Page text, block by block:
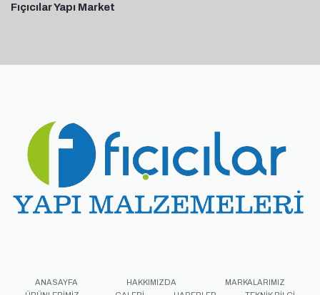
Fıçıcılar Yapı Market
ANASAYFA HAKKIMIZDA
MARKALARIMIZ